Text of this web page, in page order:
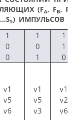
(FA, FB, F
5) ИМПУЛЬСОВ
1
0
0
1
0
1
1
1
0
v1
v5
v6
v1
v5
v3
v1
v2
v6